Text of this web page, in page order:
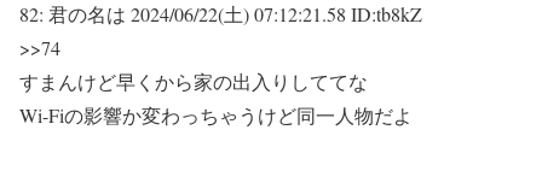
82: 君の名は 2024/06/22(土) 07:12:21.58 ID:tb8kZ
>>74
すまんけど早くから家の出入りしててな
Wi-Fiの影響か変わっちゃうけど同一人物だよ